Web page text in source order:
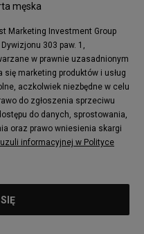
męska
Marketing Investment Group
303 paw. 1,
w prawnie uzasadnionym
marketing produktów i usług
aczkolwiek niezbędne w celu
do zgłoszenia sprzeciwu
do danych, sprostowania,
oraz prawo wniesienia skargi
informacyjnej w Polityce